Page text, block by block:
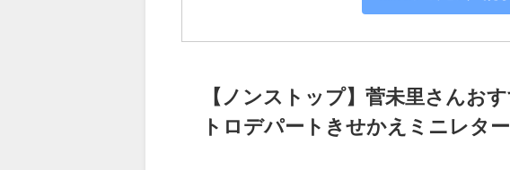
Yahoo!ショッピングで見る